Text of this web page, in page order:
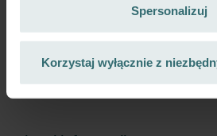
Zehnder Group België nv/sa:
Zehnder Group Czech Republic
Zehnder Group France: Protection
Spersonalizuj
Korzystaj wyłącznie z